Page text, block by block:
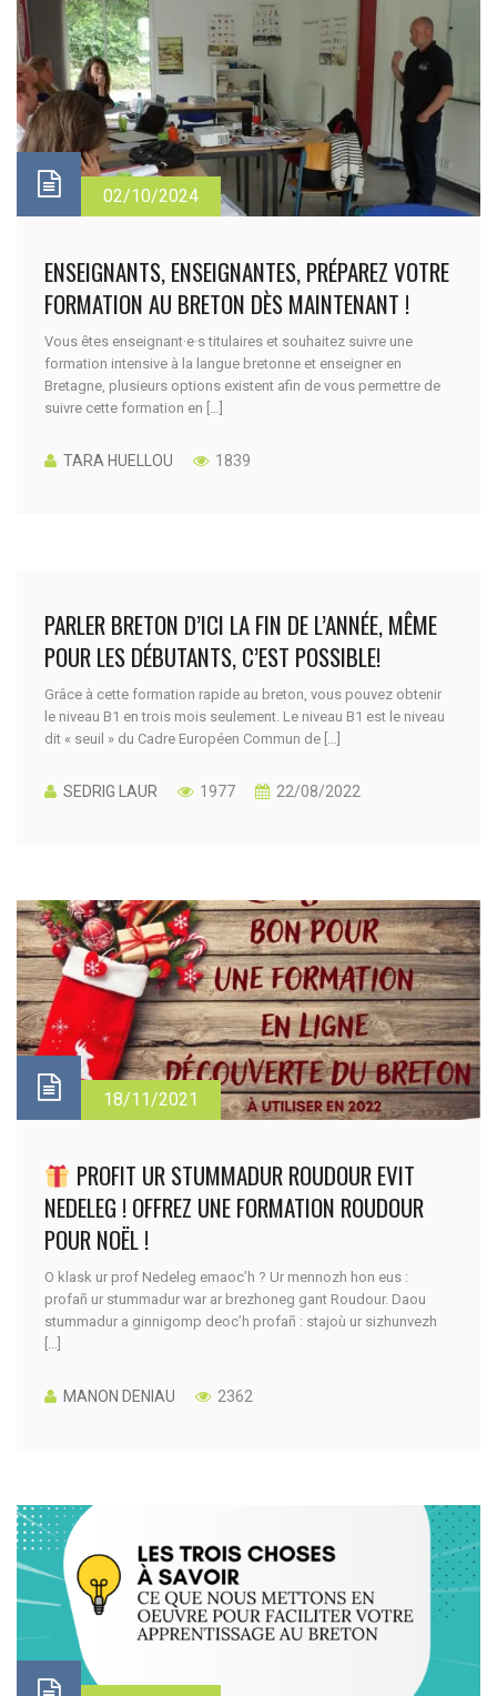
02/10/2024
ENSEIGNANTS, ENSEIGNANTES, PRÉPAREZ VOTRE
FORMATION AU BRETON DÈS MAINTENANT !
Vous êtes enseignant·e·s titulaires et souhaitez suivre une
formation intensive à la langue bretonne et enseigner en
Bretagne, plusieurs options existent afin de vous permettre de
suivre cette formation en […]
TARA HUELLOU 1839
PARLER BRETON D’ICI LA FIN DE L’ANNÉE, MÊME
POUR LES DÉBUTANTS, C’EST POSSIBLE!
Grâce à cette formation rapide au breton, vous pouvez obtenir
le niveau B1 en trois mois seulement. Le niveau B1 est le niveau
dit « seuil » du Cadre Européen Commun de […]
SEDRIG LAUR 1977 22/08/2022
18/11/2021
PROFIT UR STUMMADUR ROUDOUR EVIT
NEDELEG ! OFFREZ UNE FORMATION ROUDOUR
POUR NOËL !
O klask ur prof Nedeleg emaoc’h ? Ur mennozh hon eus :
profañ ur stummadur war ar brezhoneg gant Roudour. Daou
stummadur a ginnigomp deoc’h profañ : stajoù ur sizhunvezh
[…]
MANON DENIAU 2362